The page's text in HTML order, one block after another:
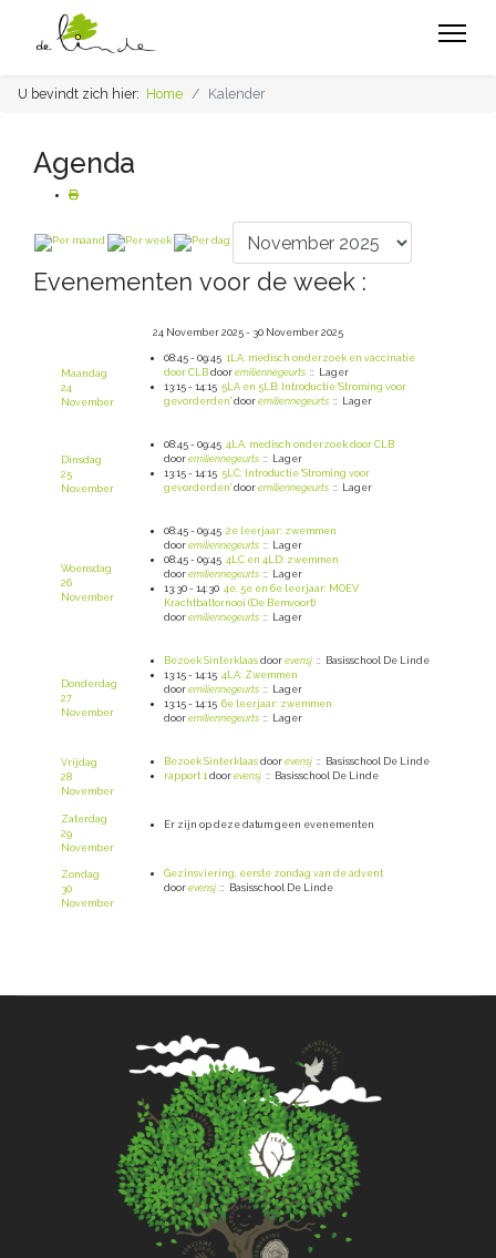
U bevindt zich hier: Home Kalender
Agenda
Evenementen voor de week :
24 November 2025 - 30 November 2025
Maandag
24
November
08:45 - 09:45 1LA: medisch onderzoek en vaccinatie
door CLBdoor emiliennegeurts:: Lager
13:15 - 14:15 5LA en 5LB: Introductie 'Stroming voor
gevorderden'door emiliennegeurts:: Lager
Dinsdag
25
November
08:45 - 09:45 4LA: medisch onderzoek door CLB
door emiliennegeurts:: Lager
13:15 - 14:15 5LC: Introductie 'Stroming voor
gevorderden'door emiliennegeurts:: Lager
Woensdag
26
November
08:45 - 09:45 2e leerjaar: zwemmen
door emiliennegeurts:: Lager
08:45 - 09:45 4LC en 4LD: zwemmen
door emiliennegeurts:: Lager
13:30 - 14:30 4e, 5e en 6e leerjaar: MOEV
Krachtbaltornooi (De Bemvoort)
door emiliennegeurts:: Lager
Donderdag
27
November
Bezoek Sinterklaasdoor evensj:: Basisschool De Linde
13:15 - 14:15 4LA: Zwemmen
door emiliennegeurts:: Lager
13:15 - 14:15 6e leerjaar: zwemmen
door emiliennegeurts:: Lager
Vrijdag
28
November
Bezoek Sinterklaasdoor evensj:: Basisschool De Linde
rapport 1door evensj:: Basisschool De Linde
Zaterdag
29
November
Er zijn op deze datum geen evenementen
Zondag
30
November
Gezinsviering, eerste zondag van de advent
door evensj:: Basisschool De Linde